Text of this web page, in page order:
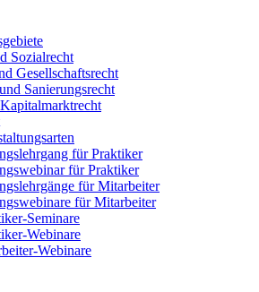
Sozialrecht
Gesellschaftsrecht
Sanierungsrecht
für Praktiker
für Praktiker
für Mitarbeiter
für Mitarbeiter
Seminare
Webinare
Webinare